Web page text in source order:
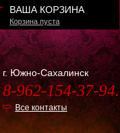
ВАША КОРЗИНА
Корзина пуста
г. Южно-Сахалинск
8-962-154-37-94.
Все контакты